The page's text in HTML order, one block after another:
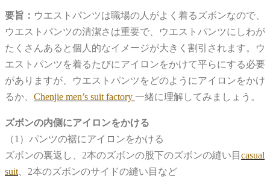
要旨： ウエストパンツは職場の人がよく着るズボンなので、
ウエストパンツの清潔さは重要で、ウエストパンツにしわが
たくさんあると個人的なイメージが大きく割引されます。ウ
エストパンツを着るたびにアイロンをかけて平らにする必要
がありますが、ウエストパンツをどのようにアイロンをかけ
るか、 Chenjie men’s suit factory 一緒に理解してみましょう。
ズボンの内側にアイロンをかける
（1）パンツの裾にアイロンをかける
ズボンの裏返し、2本のズボンの股下のズボンの縫い目 casual
suit 、2本のズボンのサイドの縫い目など